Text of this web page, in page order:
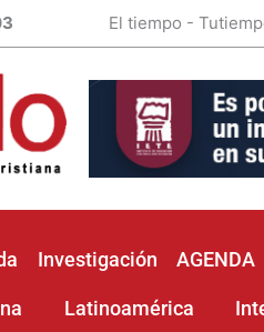
El tiempo -
Investigación AGENDA
Latinoamérica